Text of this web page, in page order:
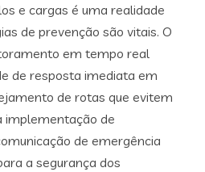
e cargas é uma realidade
de prevenção são vitais. O
em tempo real
de resposta imediata em
de rotas que evitem
implementação de
de emergência
a segurança dos